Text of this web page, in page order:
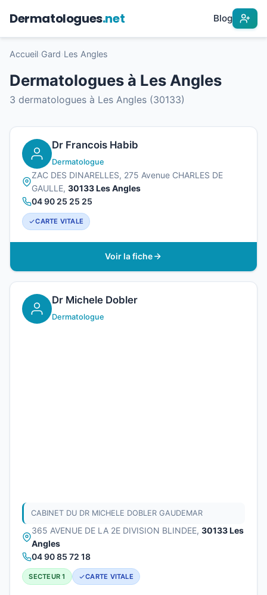
Dermatologues.net Blog
Accueil Gard Les Angles
Dermatologues à Les Angles
3 dermatologues à Les Angles (30133)
Dr Francois Habib
Dermatologue
ZAC DES DINARELLES, 275 Avenue CHARLES DE
GAULLE, 30133 Les Angles
04 90 25 25 25
CARTE VITALE
Voir la fiche
Dr Michele Dobler
Dermatologue
CABINET DU DR MICHELE DOBLER GAUDEMAR
365 AVENUE DE LA 2E DIVISION BLINDEE, 30133 Les
Angles
04 90 85 72 18
SECTEUR 1 CARTE VITALE